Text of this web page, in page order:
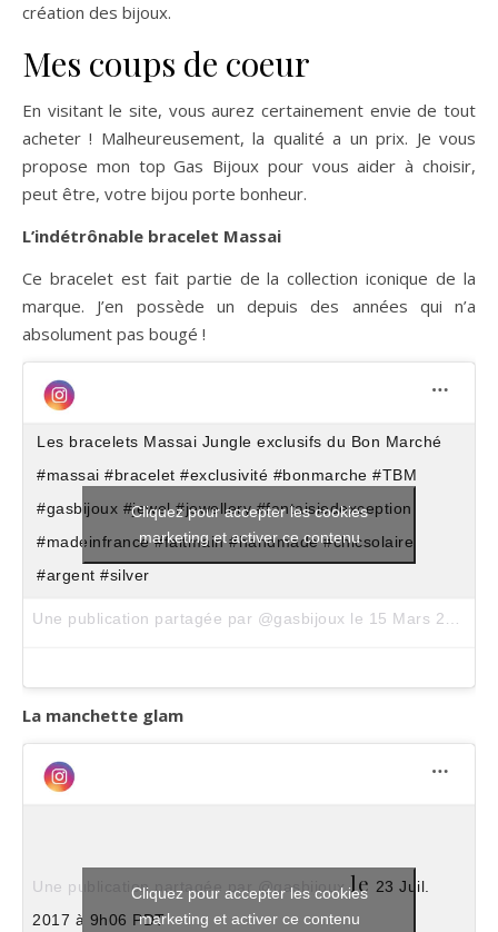
création des bijoux.
Mes coups de coeur
En visitant le site, vous aurez certainement envie de tout
acheter ! Malheureusement, la qualité a un prix. Je vous
propose mon top Gas Bijoux pour vous aider à choisir,
peut être, votre bijou porte bonheur.
L’indétrônable bracelet Massai
Ce bracelet est fait partie de la collection iconique de la
marque. J’en possède un depuis des années qui n’a
absolument pas bougé !
Les bracelets Massai Jungle exclusifs du Bon Marché
#massai #bracelet #exclusivité #bonmarche #TBM
#gasbijoux #jewel #jewellery #fantaisiedexception
#madeinfrance #faitmain #handmade #chicsolaire
#argent #silver
Une publication partagée par @gasbijoux le 15 Mars 2017 à 11h03 PDT
Cliquez pour accepter les cookies
marketing et activer ce contenu
La manchette glam
Une publication partagée par @gasbijoux le 23 Juil.
2017 à 9h06 PDT
Cliquez pour accepter les cookies
marketing et activer ce contenu